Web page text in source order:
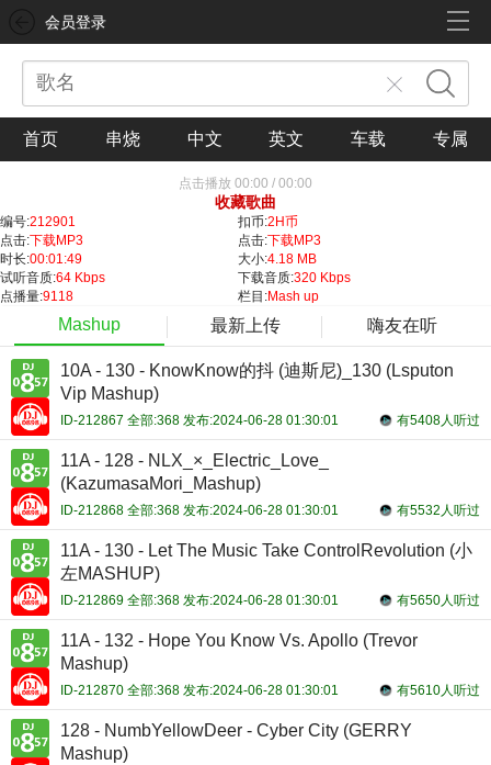
会员登录
首页 串烧 中文 英文 车载 专属
点击播放 00:00 / 00:00
收藏歌曲
编号:212901 扣币:2H币
点击:下载MP3 点击:下载MP3
时长:00:01:49 大小:4.18 MB
试听音质:64 Kbps 下载音质:320 Kbps
点播量:9118 栏目:Mash up
Mashup 最新上传 嗨友在听
10A - 130 - KnowKnow的抖 (迪斯尼)_130 (Lsputon
Vip Mashup)
有5408人听过
ID-212867 全部:368 发布:2024-06-28 01:30:01
11A - 128 - NLX_×_Electric_Love_
(KazumasaMori_Mashup)
有5532人听过
ID-212868 全部:368 发布:2024-06-28 01:30:01
11A - 130 - Let The Music Take ControlRevolution (小
左MASHUP)
有5650人听过
ID-212869 全部:368 发布:2024-06-28 01:30:01
11A - 132 - Hope You Know Vs. Apollo (Trevor
Mashup)
有5610人听过
ID-212870 全部:368 发布:2024-06-28 01:30:01
128 - NumbYellowDeer - Cyber City (GERRY
Mashup)